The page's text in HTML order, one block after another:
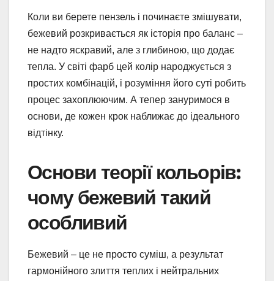
Коли ви берете пензель і починаєте змішувати,
бежевий розкривається як історія про баланс –
не надто яскравий, але з глибиною, що додає
тепла. У світі фарб цей колір народжується з
простих комбінацій, і розуміння його суті робить
процес захоплюючим. А тепер зануримося в
основи, де кожен крок наближає до ідеального
відтінку.
Основи теорії кольорів:
чому бежевий такий
особливий
Бежевий – це не просто суміш, а результат
гармонійного злиття теплих і нейтральних